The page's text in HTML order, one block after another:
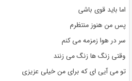
اما باید قوی باشی
پس من هنوز منتظرم
سر در هوا زمزمه می کنم
وقتی زنگ ها زنگ می زنند
تو می آیی ای که برای من خیلی عزیزی